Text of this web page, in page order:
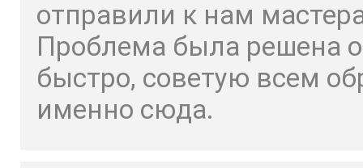
отправили к нам
Проблема была решена
быстро, советую всем
именно сюда.